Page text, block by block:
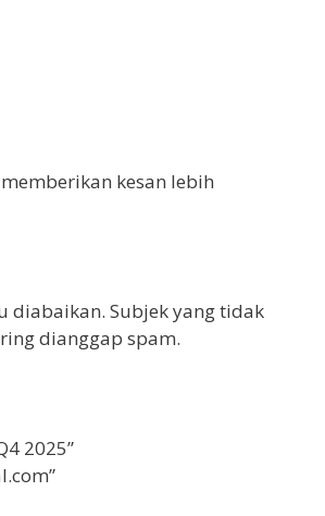
kesan lebih
diabaikan. Subjek yang tidak
dianggap spam.
2025”